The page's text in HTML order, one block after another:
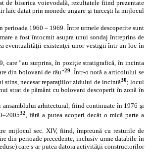
de biserica voievodală, rezultatele fiind prezentate
laic datat prin monede ungare şi turceşti la mijlocul
1960 – 1969. Între urmele descoperite sunt
a fost întocmit asupra unui sondaj întreprins de
eventualităţii existenţei unor vestigii într‑un loc în
care ”au surprins, în poziţie stratigrafică, în incinta
din bolovani de râu”29. Într‑o notă a articolului se
stins, necesar reparaţiilor zidului de incintă30; locul
strat de pământ cu bolovani descoperit în zonă în
ansamblului arhitectural, fiind continuate în 1976 şi
32, fără a putea acoperi decât o mică parte a
mijlocul sec. XIV, fiind, împreună cu resturile de
din perioade precedente, inclusiv urme databile în
care s‑ar putea datora activităţii constructorilor